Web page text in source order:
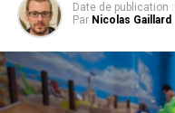
Date de publication :
Par Nicolas Gaillard